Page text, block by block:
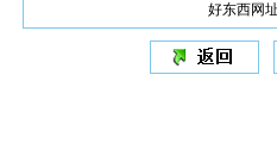
好东西网